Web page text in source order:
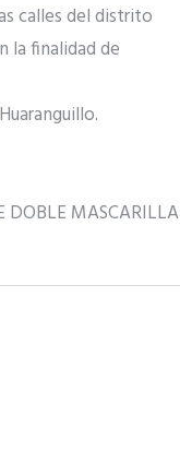
calles del distrito
la finalidad de
DOBLE MASCARILLA